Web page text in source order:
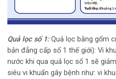
Quả lọc số 1:Quả lọc bằng gốm
bản đẳng cấp số 1 thế giới): Vi
nước khi qua quả lọc số 1 sẽ
siêu vi khuẩn gây bệnh như: vi